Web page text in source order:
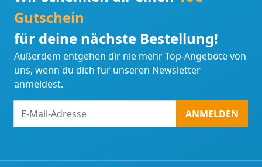
Gutschein
für deine nächste Bestellung!
Außerdem entgehen dir nie mehr Top-Angebote von
uns, wenn du dich für unseren Newsletter
anmeldest.
Mail-
ANMELDEN